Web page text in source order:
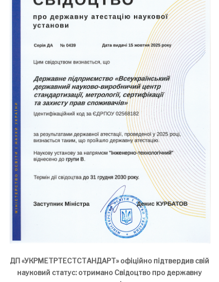
ДП «УКРМЕТРТЕСТСТАНДАРТ» офіційно підтвердив свій
науковий статус: отримано Свідоцтво про державну